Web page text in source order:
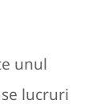
unul
lucruri